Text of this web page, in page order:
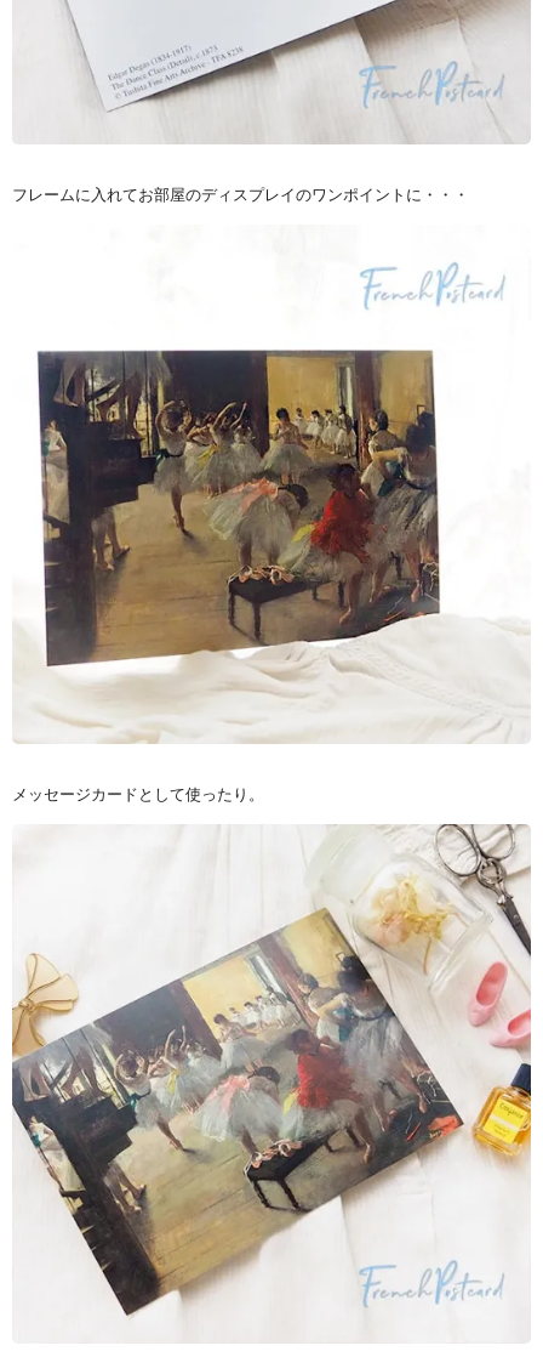
フレームに入れてお部屋のディスプレイのワンポイントに・・・
メッセージカードとして使ったり。